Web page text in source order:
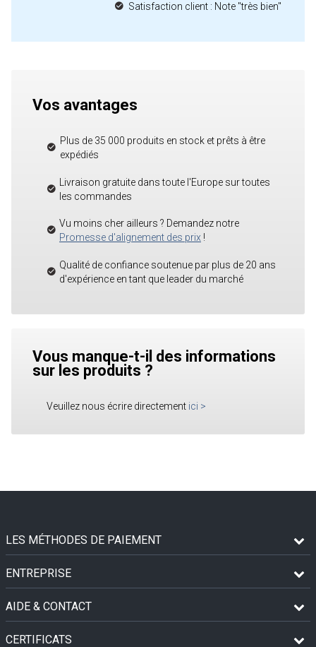
Satisfaction client : Note "très bien"
Vos avantages
Plus de 35 000 produits en stock et prêts à être
expédiés
Livraison gratuite dans toute l'Europe sur toutes
les commandes
Vu moins cher ailleurs ? Demandez notre
Promesse d'alignement des prix !
Qualité de confiance soutenue par plus de 20 ans
d'expérience en tant que leader du marché
Vous manque-t-il des informations
sur les produits ?
Veuillez nous écrire directement ici >
LES MÉTHODES DE PAIEMENT
ENTREPRISE
AIDE & CONTACT
CERTIFICATS